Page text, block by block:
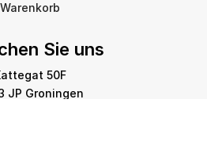
Warenkorb
Sie uns
50F
JP Groningen